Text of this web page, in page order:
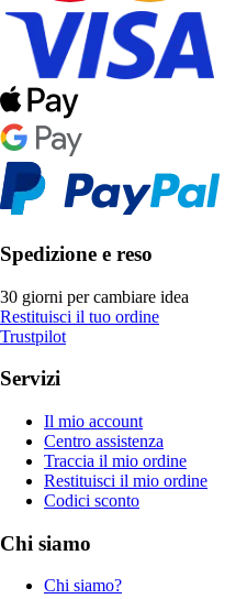
Spedizione e reso
30 giorni per cambiare idea
Restituisci il tuo ordine
Trustpilot
Servizi
Il mio account
Centro assistenza
Traccia il mio ordine
Restituisci il mio ordine
Codici sconto
Chi siamo
Chi siamo?